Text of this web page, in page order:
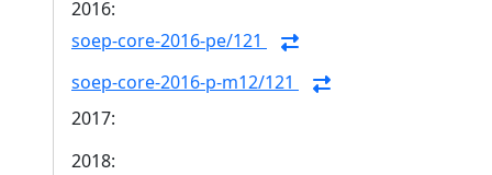
2016:
soep-core-2016-pe/121
soep-core-2016-p-m12/121
2017:
2018: